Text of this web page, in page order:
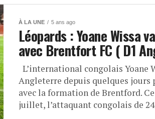
À LA UNE 5 ans ago
Léopards : Yoane Wissa
avec Brentfort FC ( D1
L’international congolais Yoane
Angleterre depuis quelques jours
avec la formation de Brentford.
juillet, l’attaquant congolais de 24